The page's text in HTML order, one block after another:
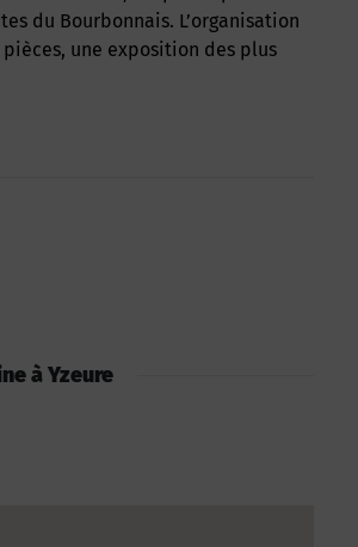
du Bourbonnais. L’organisation
une exposition des plus
à Yzeure